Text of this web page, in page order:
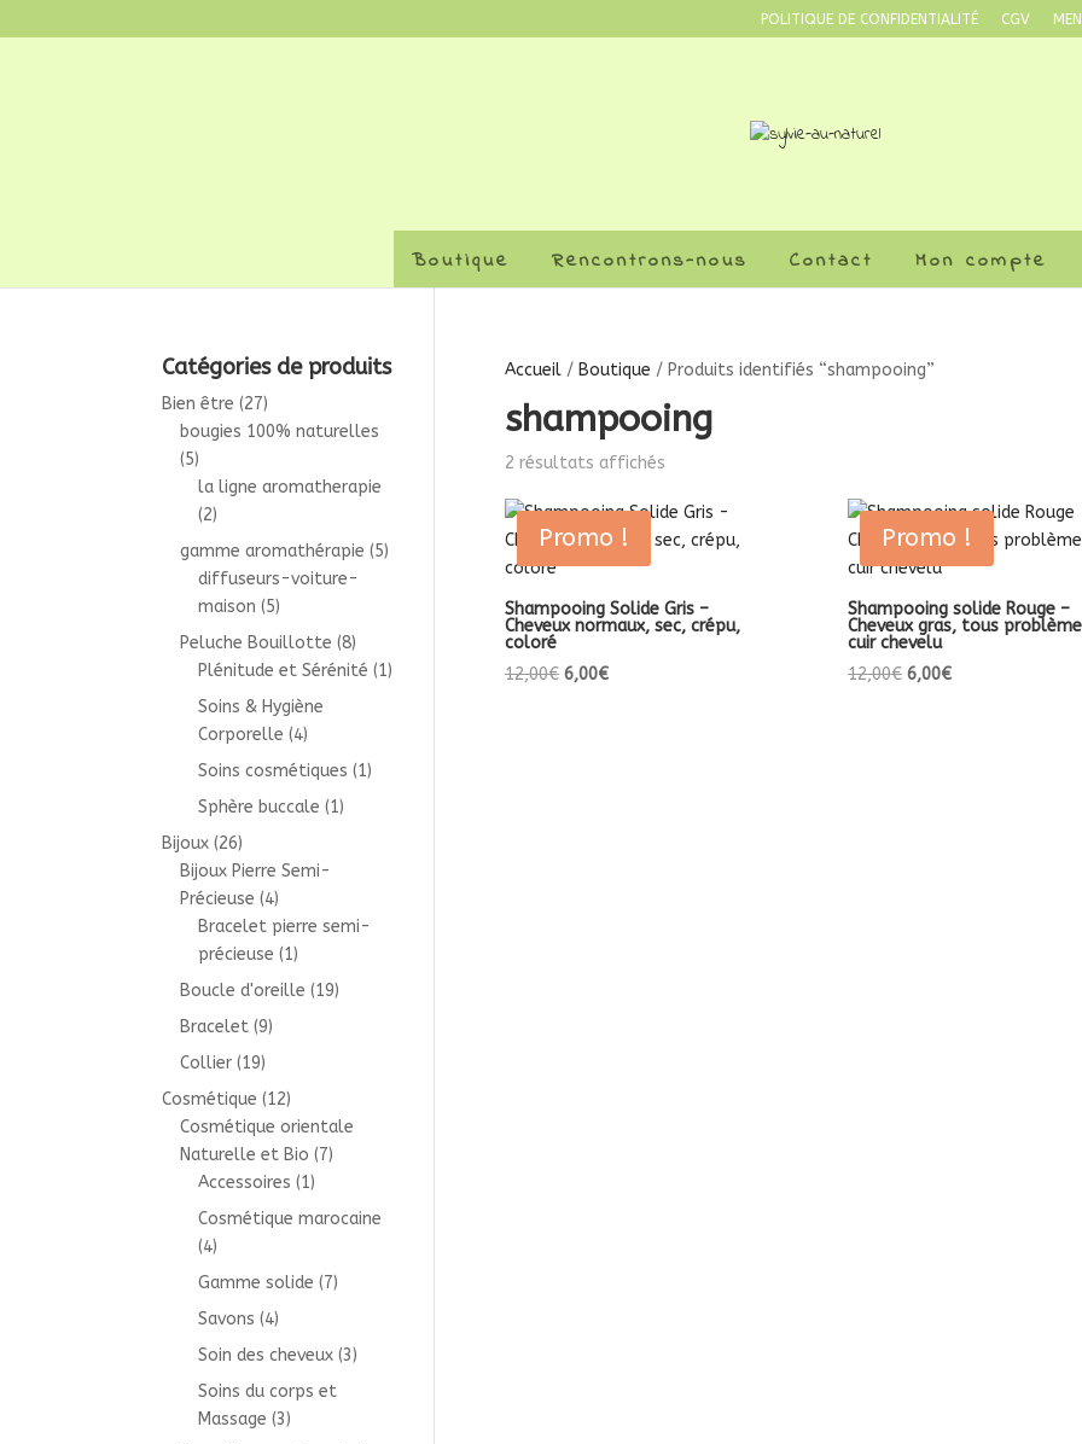
POLITIQUE DE CONFIDENTIALITÉ CGV
Boutique Rencontrons-nous Contact Mon compte
Accueil/ Boutique / Produits identifiés “shampooing”
shampooing
2 résultats affichés
Promo !
Shampooing Solide Gris –
Cheveux normaux, sec, crépu,
coloré
12,00€ Le
6,00€Le
Promo !
Shampooing solide Rouge –
Cheveux gras, tous
cuir chevelu
12,00€ Le
6,00€Le
Catégories de produits
Bien être (27)
bougies 100% naturelles
(5)
la ligne aromatherapie
(2)
gamme aromathérapie (5)
diffuseurs-voiture-
maison (5)
Peluche Bouillotte (8)
Plénitude et Sérénité (1)
Soins & Hygiène
Corporelle (4)
Soins cosmétiques (1)
Sphère buccale (1)
Bijoux (26)
Bijoux Pierre Semi-
Précieuse (4)
Bracelet pierre semi-
précieuse (1)
Boucle d'oreille (19)
Bracelet (9)
Collier (19)
Cosmétique (12)
Cosmétique orientale
Naturelle et Bio (7)
Accessoires (1)
Cosmétique marocaine
(4)
Gamme solide (7)
Savons (4)
Soin des cheveux (3)
Soins du corps et
Massage (3)